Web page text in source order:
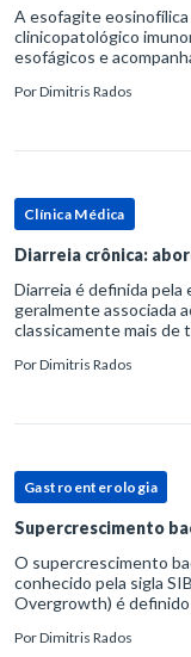
A esofagite
clinicopatológico
esofágicos e
refluxo gastr
PorDimitris Rados
Clínica Médica
Diarreia crônica:
Diarreia é definida pela
geralmente associada
classicamente mais de
PorDimitris Rados
Gastroenterologia
Supercrescimento
O supercrescimento
conhecido pela sigla
Overgrowth) é definido
PorDimitris Rados